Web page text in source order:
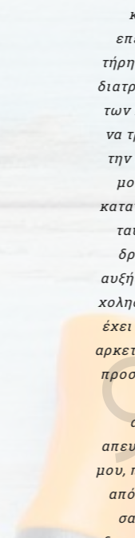
και
τήρησης
των
να τρώω
την
μου.
έχει
αρκετά
μου, που
από τη
σαφώς